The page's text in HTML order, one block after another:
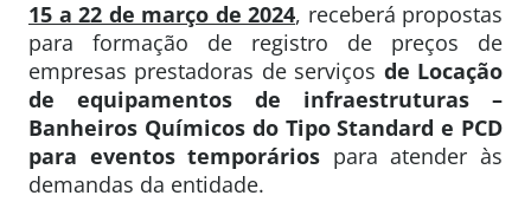
15 a 22 de março de 2024, receberá propostas
para formação de registro de preços de
empresas prestadoras de serviços de Locação
de equipamentos de infraestruturas –
Banheiros Químicos do Tipo Standard e PCD
para eventos temporários para atender às
demandas da entidade.